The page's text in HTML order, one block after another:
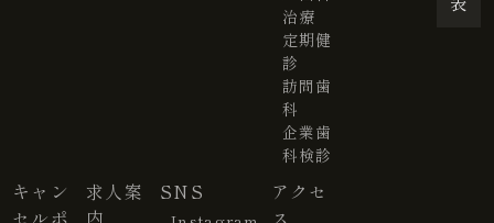
治療
定期健
診
訪問歯
科
企業歯
科検診
キャン
セルポ
求人案
内
SNS
アクセ
ス